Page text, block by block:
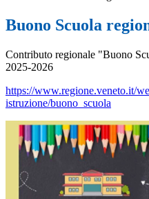
Buono Scuola
Contributo regionale "Buono
2025-2026
https://www.regione.veneto.it/
istruzione/buono_scuola